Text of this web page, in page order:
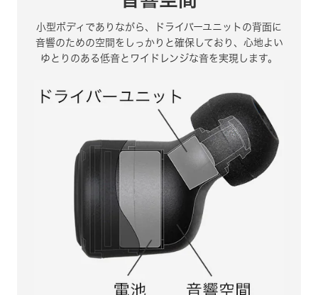
小型ボディでありながら、ドライバーユニットの背面に
音響のための空間をしっかりと確保しており、 心地よい
ゆとりのある低音とワイドレンジな音を実現します。